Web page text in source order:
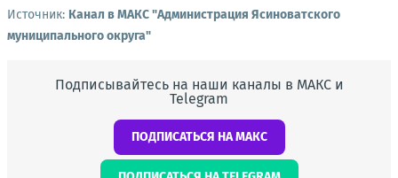
Источник: Канал в МАКС "Администрация Ясиноватского
муниципального округа"
Подписывайтесь на наши каналы в МАКС и
Telegram
ПОДПИСАТЬСЯ НА МАКС